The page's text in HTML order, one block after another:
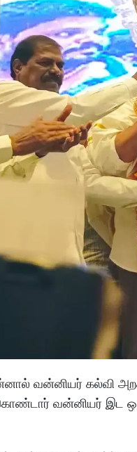
வன்னியர் கல்வி
வன்னியர் இட